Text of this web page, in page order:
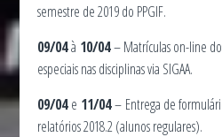
semestre de 2019 do PPGIF.
09/04à 10/04– Matrículas on-line
especiais nas disciplinas via SIGAA.
09/04 e 11/04– Entrega de
relatórios 2018.2 (alunos regulares).